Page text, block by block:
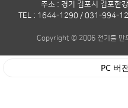
주소 : 경기 김포시 김포
TEL : 1644-1290 / 031-994-
Copyright © 2006 전기를 만
PC 버